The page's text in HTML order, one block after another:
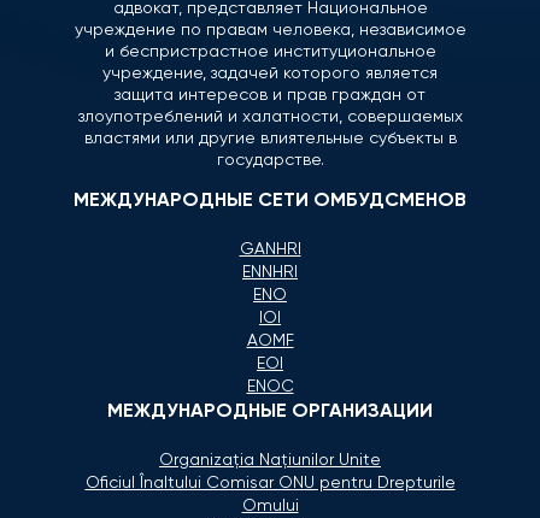
адвокат, представляет Национальное
учреждение по правам человека, независимое
и беспристрастное институциональное
учреждение, задачей которого является
защита интересов и прав граждан от
злоупотреблений и халатности, совершаемых
властями или другие влиятельные субъекты в
государстве.
МЕЖДУНАРОДНЫЕ СЕТИ ОМБУДСМЕНОВ
GANHRI
ENNHRI
ENO
IOI
AOMF
EOI
ENOC
МЕЖДУНАРОДНЫЕ ОРГАНИЗАЦИИ
Organizaţia Naţiunilor Unite
Oficiul Înaltului Comisar ONU pentru Drepturile
Omului